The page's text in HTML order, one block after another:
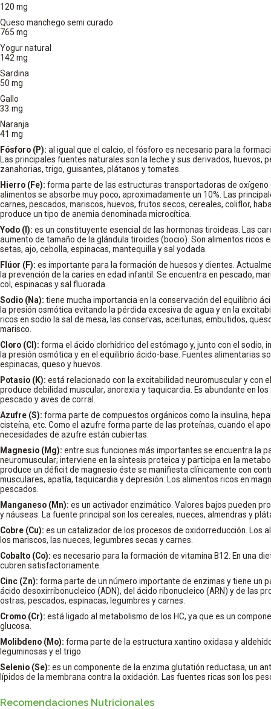
120 mg
Queso manchego semi curado
765 mg
Yogur natural
142 mg
Sardina
50 mg
Gallo
33 mg
Naranja
41 mg
Fósforo (P): al igual que el calcio, el fósforo es necesario para la
Las principales fuentes naturales son la leche y sus derivados, huevos,
zanahorias, trigo, guisantes, plátanos y tomates.
Hierro (Fe): forma parte de las estructuras transportadoras de oxígeno
alimentos se absorbe muy poco, aproximadamente un 10%. Las
carnes, pescados, mariscos, huevos, frutos secos, cereales, coliflor,
produce un tipo de anemia denominada microcítica.
Yodo (I): es un constituyente esencial de las hormonas tiroideas. Las
aumento de tamaño de la glándula tiroides (bocio). Son alimentos ricos
setas, ajo, cebolla, espinacas, mantequilla y sal yodada.
Flúor (F): es importante para la formación de huesos y dientes.
la prevención de la caries en edad infantil. Se encuentra en pescado,
col, espinacas y sal fluorada.
Sodio (Na): tiene mucha importancia en la conservación del equilibrio
la presión osmótica evitando la pérdida excesiva de agua y en la
ricos en sodio la sal de mesa, las conservas, aceitunas, embutidos,
marisco.
Cloro (Cl): forma el ácido clorhídrico del estómago y, junto con el sodio,
la presión osmótica y en el equilibrio ácido-base. Fuentes alimentarias
espinacas, queso y huevos.
Potasio (K): está relacionado con la excitabilidad neuromuscular y con
produce debilidad muscular, anorexia y taquicardia. Es abundante en
pescado y aves de corral.
Azufre (S): forma parte de compuestos orgánicos como la insulina,
cisteína, etc. Como el azufre forma parte de las proteínas, cuando el
necesidades de azufre están cubiertas.
Magnesio (Mg): entre sus funciones más importantes se encuentra la
neuromuscular; interviene en la síntesis proteica y participa en la
produce un déficit de magnesio éste se manifiesta clínicamente con
musculares, apatía, taquicardia y depresión. Los alimentos ricos en
pescados.
Manganeso (Mn): es un activador enzimático. Valores bajos pueden
y náuseas. La fuente principal son los cereales, nueces, almendras y
Cobre (Cu): es un catalizador de los procesos de oxidorreducción. Los
los mariscos, las nueces, legumbres secas y carnes.
Cobalto (Co): es necesario para la formación de vitamina B12. En una
cubren satisfactoriamente.
Cinc (Zn): forma parte de un número importante de enzimas y tiene un
ácido desoxirribonucleico (ADN), del ácido ribonucleico (ARN) y de las
ostras, pescados, espinacas, legumbres y carnes.
Cromo (Cr): está ligado al metabolismo de los HC, ya que es un
glucosa.
Molibdeno (Mo): forma parte de la estructura xantino oxidasa y
leguminosas y el trigo.
Selenio (Se): es un componente de la enzima glutatión reductasa, un
lípidos de la membrana contra la oxidación. Las fuentes ricas son los
Recomendaciones Nutricionales